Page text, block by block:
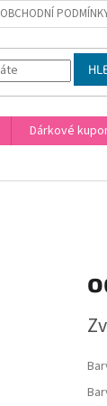
OBCHODNÍ
Dárkové